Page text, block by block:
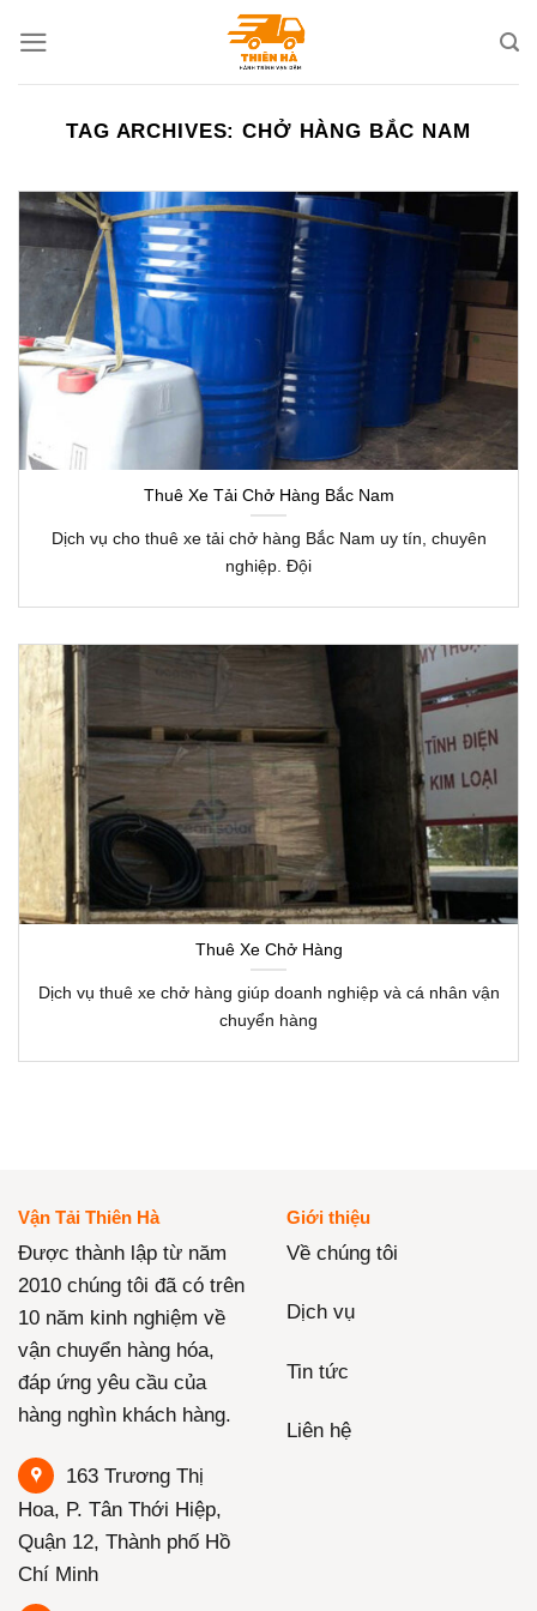
TAG ARCHIVES:CHỞ HÀNG BẮC NAM
Thuê Xe Tải Chở Hàng Bắc Nam
Dịch vụ cho thuê xe tải chở hàng Bắc Nam uy tín, chuyên
nghiệp. Đội
Thuê Xe Chở Hàng
Dịch vụ thuê xe chở hàng giúp doanh nghiệp và cá nhân vận
chuyển hàng
Vận Tải Thiên Hà
Được thành lập từ năm
2010 chúng tôi đã có trên
10 năm kinh nghiệm về
vận chuyển hàng hóa,
đáp ứng yêu cầu của
hàng nghìn khách hàng.
163 Trương Thị
Hoa, P. Tân Thới Hiệp,
Quận 12, Thành phố Hồ
Chí Minh
Giới thiệu
Về chúng tôi
Dịch vụ
Tin tức
Liên hệ